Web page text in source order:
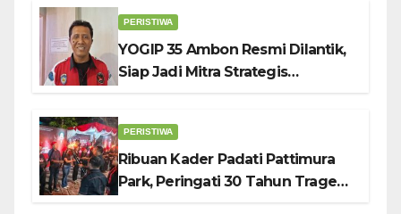
PERISTIWA
YOGIP 35 Ambon Resmi Dilantik,
Siap Jadi Mitra Strategis
PERISTIWA
Ribuan Kader Padati Pattimura
Park, Peringati 30 Tahun Tragedi